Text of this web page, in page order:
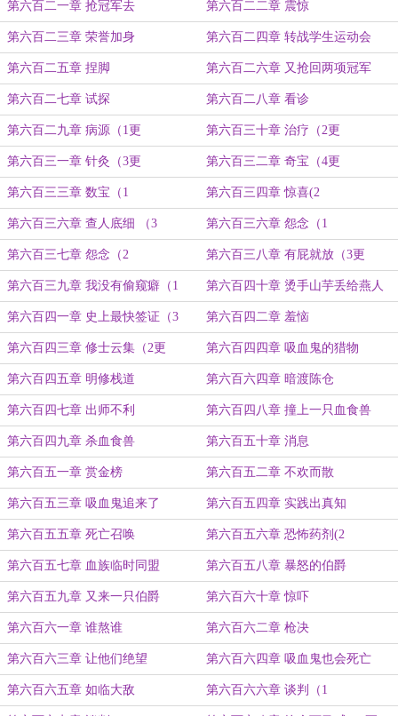
第六百二一章 抢冠军去 第六百二二章 震惊
第六百二三章 荣誉加身 第六百二四章 转战学生运动会
第六百二五章 捏脚 第六百二六章 又抢回两项冠军
第六百二七章 试探 第六百二八章 看诊
第六百二九章 病源（1更 第六百三十章 治疗（2更
第六百三一章 针灸（3更 第六百三二章 奇宝（4更
第六百三三章 数宝（1 第六百三四章 惊喜(2
第六百三六章 查人底细 （3 第六百三六章 怨念（1
第六百三七章 怨念（2 第六百三八章 有屁就放（3更
第六百三九章 我没有偷窥癖（1 第六百四十章 烫手山芋丢给燕人
（2
第六百四一章 史上最快签证（3 第六百四二章 羞恼
第六百四三章 修士云集（2更 第六百四四章 吸血鬼的猎物
第六百四五章 明修栈道 第六百六四章 暗渡陈仓
第六百四七章 出师不利 第六百四八章 撞上一只血食兽
第六百四九章 杀血食兽 第六百五十章 消息
第六百五一章 赏金榜 第六百五二章 不欢而散
第六百五三章 吸血鬼追来了 第六百五四章 实践出真知
第六百五五章 死亡召唤 第六百五六章 恐怖药剂(2
第六百五七章 血族临时同盟 第六百五八章 暴怒的伯爵
第六百五九章 又来一只伯爵 第六百六十章 惊吓
第六百六一章 谁熬谁 第六百六二章 枪决
第六百六三章 让他们绝望 第六百六四章 吸血鬼也会死亡
第六百六五章 如临大敌 第六百六六章 谈判（1